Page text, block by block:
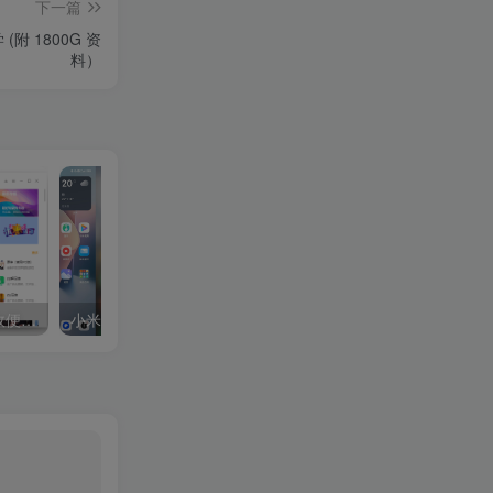
下一篇
(附 1800G 资
料）
火绒应用商店 v1.0.0.4 高效便捷 一站式管理应用软件